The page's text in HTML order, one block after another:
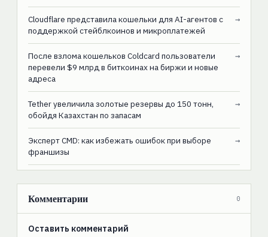
Cloudflare представила кошельки для AI-агентов с
поддержкой стейблкоинов и микроплатежей
→
После взлома кошельков Coldcard пользователи
перевели $9 млрд в биткоинах на биржи и новые
адреса
→
Tether увеличила золотые резервы до 150 тонн,
обойдя Казахстан по запасам
→
Эксперт CMD: как избежать ошибок при выборе
франшизы
→
Комментарии 0
Оставить комментарий